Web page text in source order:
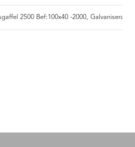
2500 Bef:100x40 -2000, Galvaniserad,